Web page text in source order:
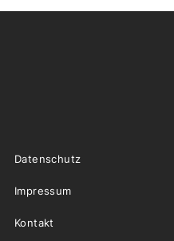
Datenschutz
Impressum
Kontakt